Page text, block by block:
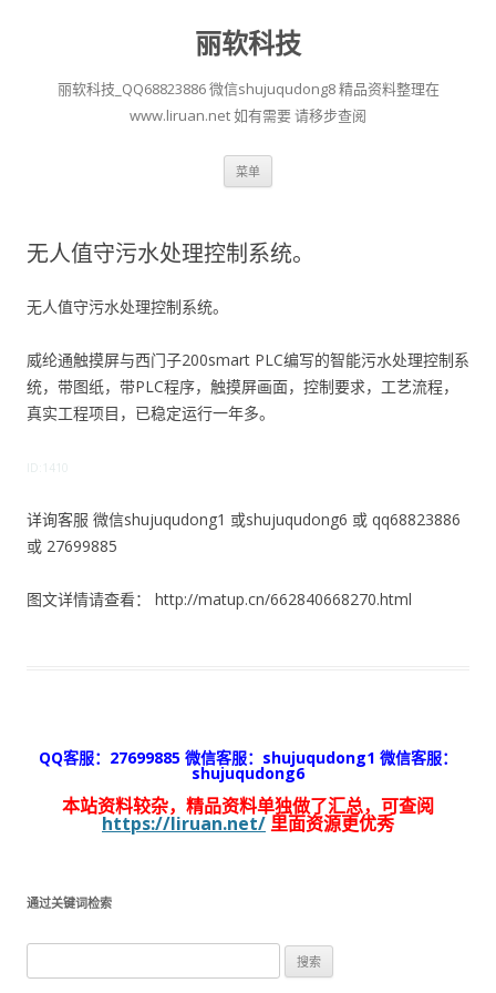
丽软科技
丽软科技_QQ68823886 微信shujuqudong8 精品资料整理在
www.liruan.net 如有需要 请移步查阅
菜单
无人值守污水处理控制系统。
无人值守污水处理控制系统。
威纶通触摸屏与西门子200smart PLC编写的智能污水处理控制系
统，带图纸，带PLC程序，触摸屏画面，控制要求，工艺流程，
真实工程项目，已稳定运行一年多。
ID:1410
详询客服 微信shujuqudong1 或shujuqudong6 或 qq68823886
或 27699885
图文详情请查看： http://matup.cn/662840668270.html
QQ客服：27699885 微信客服：shujuqudong1 微信客服：
shujuqudong6
本站资料较杂，精品资料单独做了汇总，可查阅
https://liruan.net/ 里面资源更优秀
通过关键词检索
索：